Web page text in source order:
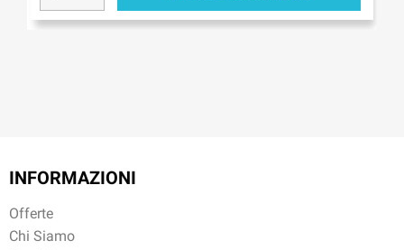
INFORMAZIONI
Offerte
Chi Siamo